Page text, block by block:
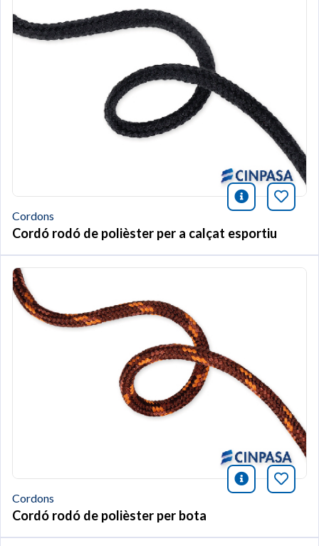
icono
Cordons
Cordó rodó de polièster per a calçat esportiu
icono
Cordons
Cordó rodó de polièster per bota